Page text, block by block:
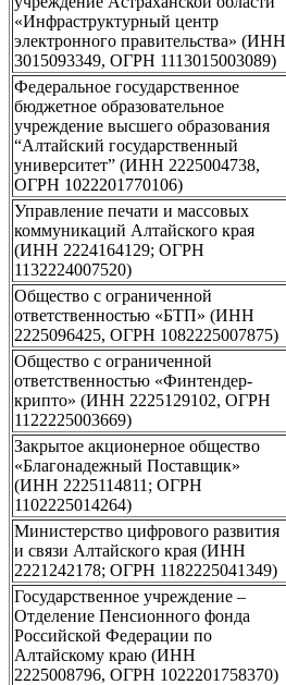
«Инфраструктурный центр
электронного правительства» (ИНН
3015093349, ОГРН 1113015003089)
Федеральное государственное
бюджетное образовательное
учреждение высшего образования
“Алтайский государственный
университет” (ИНН 2225004738,
ОГРН 1022201770106)
Управление печати и массовых
коммуникаций Алтайского края
(ИНН 2224164129; ОГРН
1132224007520)
Общество с ограниченной
ответственностью «БТП» (ИНН
2225096425, ОГРН 1082225007875)
Общество с ограниченной
ответственностью «Финтендер-
крипто» (ИНН 2225129102, ОГРН
1122225003669)
Закрытое акционерное общество
«Благонадежный Поставщик»
(ИНН 2225114811; ОГРН
1102225014264)
Министерство цифрового развития
и связи Алтайского края (ИНН
2221242178; ОГРН 1182225041349)
Государственное учреждение –
Отделение Пенсионного фонда
Российской Федерации по
Алтайскому краю (ИНН
2225008796, ОГРН 1022201758370)